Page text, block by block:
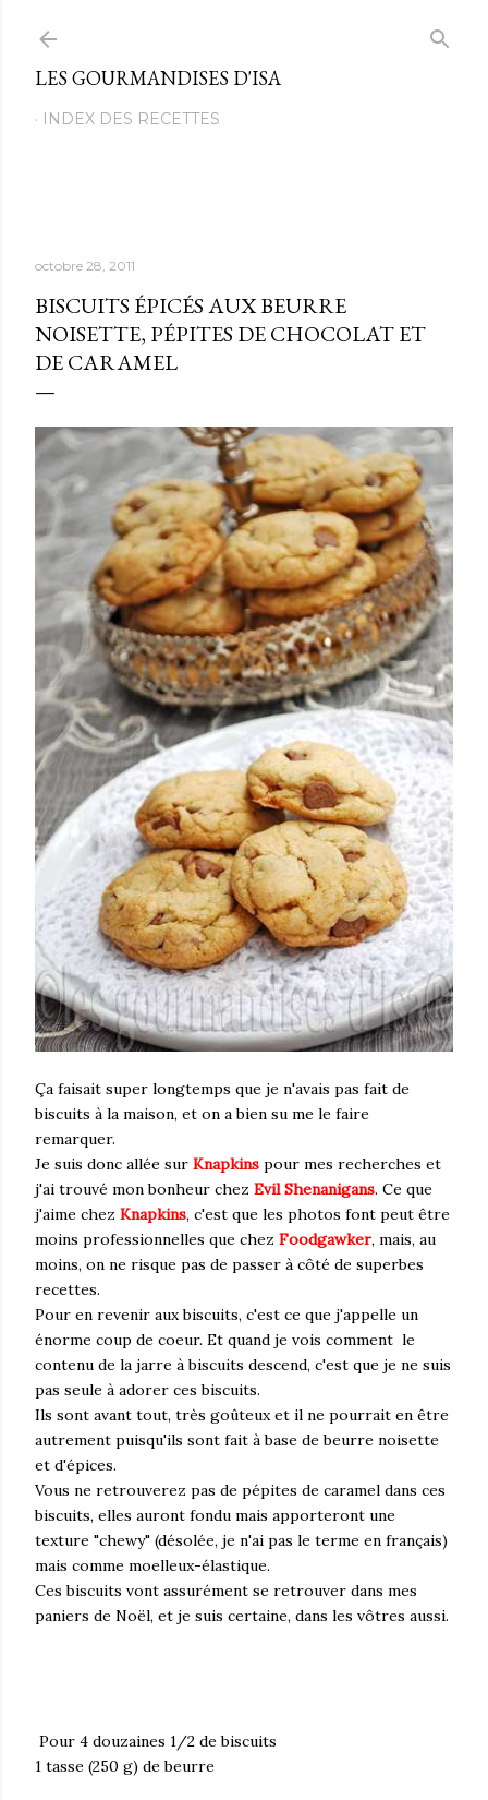
LES GOURMANDISES D'ISA
INDEX DES RECETTES
octobre 28, 2011
BISCUITS ÉPICÉS AUX BEURRE
NOISETTE, PÉPITES DE CHOCOLAT ET
DE CARAMEL
Ça faisait super longtemps que je n'avais pas fait de
biscuits à la maison, et on a bien su me le faire
remarquer.
Je suis donc allée sur Knapkins pour mes recherches et
j'ai trouvé mon bonheur chez Evil Shenanigans. Ce que
j'aime chez Knapkins, c'est que les photos font peut être
moins professionnelles que chez Foodgawker, mais, au
moins, on ne risque pas de passer à côté de superbes
recettes.
Pour en revenir aux biscuits, c'est ce que j'appelle un
énorme coup de coeur. Et quand je vois comment le
contenu de la jarre à biscuits descend, c'est que je ne suis
pas seule à adorer ces biscuits.
Ils sont avant tout, très goûteux et il ne pourrait en être
autrement puisqu'ils sont fait à base de beurre noisette
et d'épices.
Vous ne retrouverez pas de pépites de caramel dans ces
biscuits, elles auront fondu mais apporteront une
texture "chewy" (désolée, je n'ai pas le terme en français)
mais comme moelleux-élastique.
Ces biscuits vont assurément se retrouver dans mes
paniers de Noël, et je suis certaine, dans les vôtres aussi.
Pour 4 douzaines 1/2 de biscuits
1 tasse (250 g) de beurre